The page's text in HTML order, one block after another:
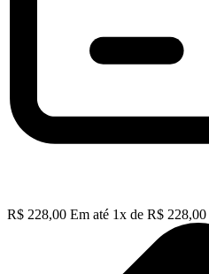
R$ 228,00 Em até 1x de R$ 228,00